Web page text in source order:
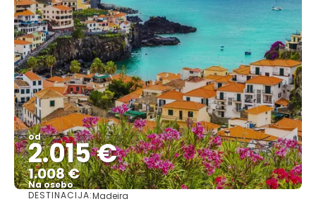
od
2.015 €
1.008 €
Na osebo
DESTINACIJA:Madeira